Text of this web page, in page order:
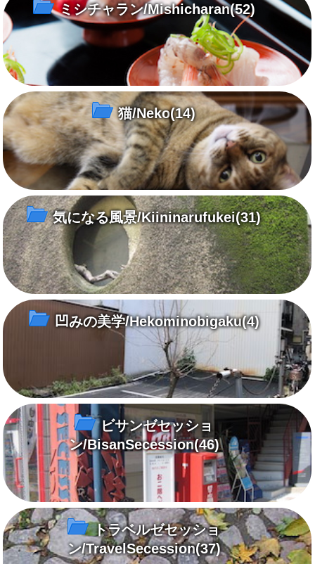
ミシチャラン/Mishicharan(52)
猫/Neko(14)
気になる風景/Kiininarufukei(31)
凹みの美学/Hekominobigaku(4)
ビサンゼセッショ
ン/BisanSecession(46)
トラベルゼセッショ
ン/TravelSecession(37)